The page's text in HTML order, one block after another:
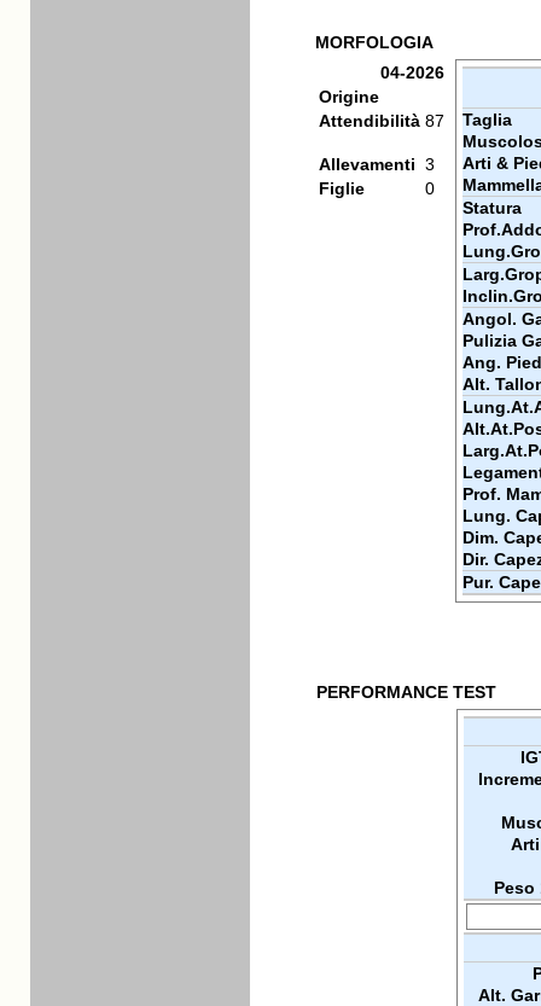
MORFOLOGIA
04-2026
Origine
Attendibilità 87
Allevamenti 3
Figlie
0
Taglia
Arti &
Statura
Angol.
Pulizia
Ang.
Alt.
Prof.
Lung.
Dim.
Dir.
Pur.
PERFORMANCE TEST
Peso
Alt.